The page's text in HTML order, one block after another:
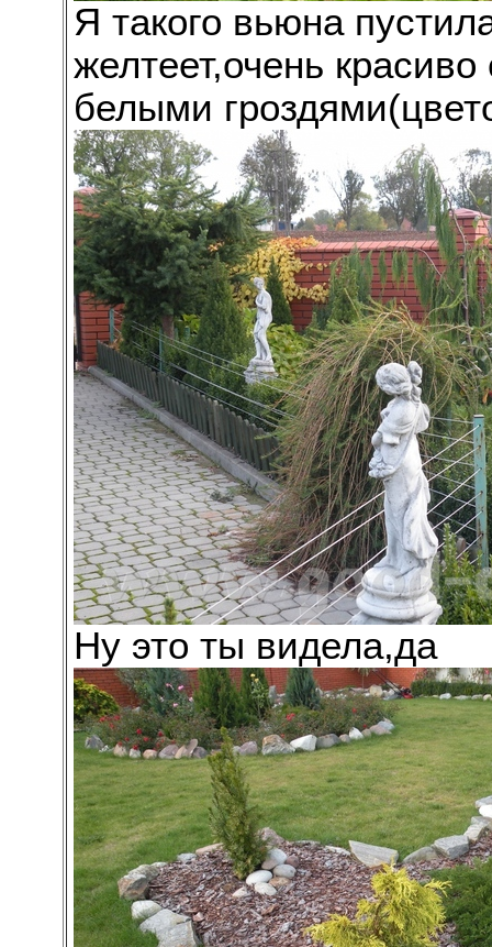
Я такого вьюна
желтеет,очень
белыми
Ну это ты видела,да